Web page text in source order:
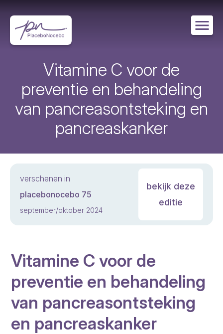
en
naar
de
Vitamine C voor de
preventie en behandeling
van pancreasontsteking en
pancreaskanker
verschenen in
placebonocebo 75
september/oktober 2024
bekijk deze
editie
Vitamine C voor de
preventie en behandeling
van pancreasontsteking
en pancreaskanker